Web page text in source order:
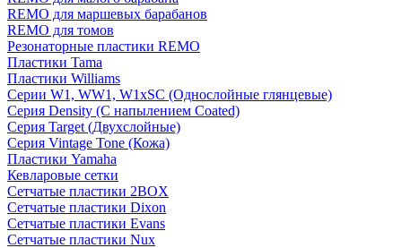
REMO для маршевых барабанов
REMO для томов
Резонаторные пластики REMO
Пластики Tama
Пластики Williams
Серии W1, WW1, W1xSC (Однослойные глянцевые)
Серия Density (C напылением Coated)
Серия Target (Двухслойные)
Серия Vintage Tone (Кожа)
Пластики Yamaha
Кевларовые сетки
Сетчатые пластики 2BOX
Сетчатые пластики Dixon
Сетчатые пластики Evans
Сетчатые пластики Nux